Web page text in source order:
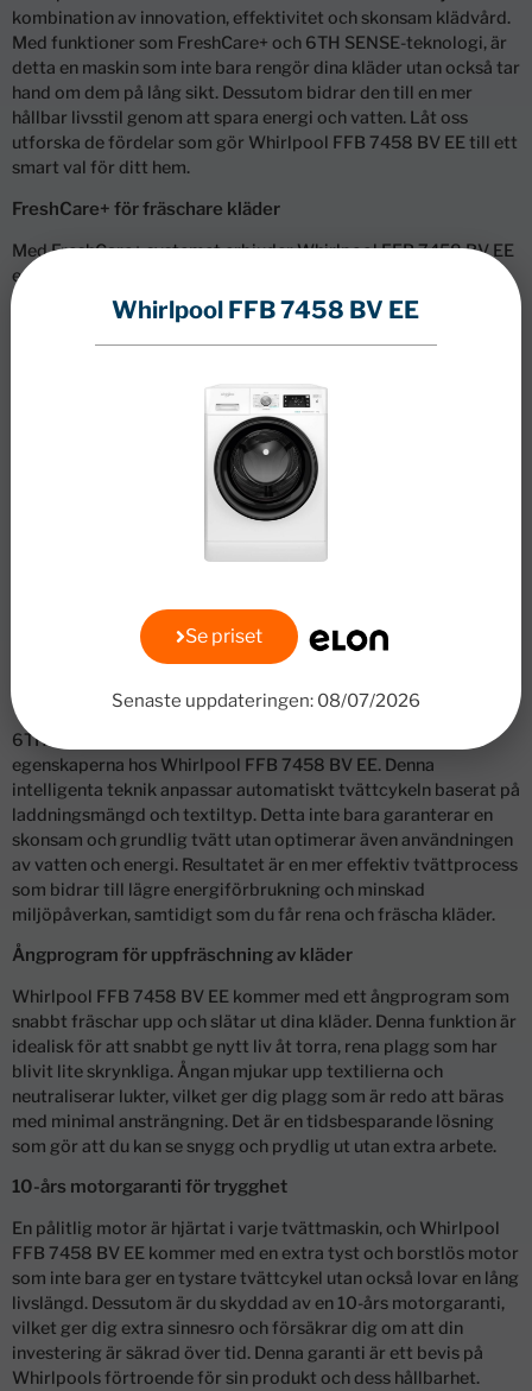
kombination av innovation, effektivitet och skonsam klädvård.
Med funktioner som FreshCare+ och 6TH SENSE-teknologi, är
detta en maskin som inte bara rengör dina kläder utan också tar
hand om dem på lång sikt. Dessutom bidrar den till en mer
hållbar livsstil genom att spara energi och vatten. Låt oss
utforska de fördelar som gör Whirlpool FFB 7458 BV EE till ett
smart val för ditt hem.
FreshCare+ för fräschare kläder
Med FreshCare+ systemet erbjuder Whirlpool FFB 7458 BV EE
en unik fördel för att hålla dina kläder fräscha och mjuka långt
efter tvättcykelns slut. Denna funktion tumlar tvätten varsamt
och sprutar in ånga i trumman, vilket förhindrar dålig lukt och
minskar skrynklor. Det innebär att du kan njuta av känslan av
tvättprogrammet är avslutat, vilket ger dig flexibilitet och
SoftMove anpassar trumrörelser
Whirlpool FFB 7458 BV EE är utrustad med SoftMove-teknik,
och rörelser efter den typ av material som tvättas. Detta
effektivt utan att kompromissa med deras färg och form.
Genom att ta hänsyn till olika textilier, kan du vara säker på att
dina kläder kommer att hålla sig i bästa skick, tvätt efter tvätt.
6TH SENSE-teknologi sparar energi
6TH SENSE-teknologi är en av de mest framträdande
egenskaperna hos Whirlpool FFB 7458 BV EE. Denna
intelligenta teknik anpassar automatiskt tvättcykeln baserat på
laddningsmängd och textiltyp. Detta inte bara garanterar en
skonsam och grundlig tvätt utan optimerar även användningen
av vatten och energi. Resultatet är en mer effektiv tvättprocess
som bidrar till lägre energiförbrukning och minskad
miljöpåverkan, samtidigt som du får rena och fräscha kläder.
Ångprogram för uppfräschning av kläder
Whirlpool FFB 7458 BV EE kommer med ett ångprogram som
snabbt fräschar upp och slätar ut dina kläder. Denna funktion är
idealisk för att snabbt ge nytt liv åt torra, rena plagg som har
blivit lite skrynkliga. Ångan mjukar upp textilierna och
neutraliserar lukter, vilket ger dig plagg som är redo att bäras
med minimal ansträngning. Det är en tidsbesparande lösning
som gör att du kan se snygg och prydlig ut utan extra arbete.
10-års motorgaranti för trygghet
En pålitlig motor är hjärtat i varje tvättmaskin, och Whirlpool
FFB 7458 BV EE kommer med en extra tyst och borstlös motor
som inte bara ger en tystare tvättcykel utan också lovar en lång
livslängd. Dessutom är du skyddad av en 10-års motorgaranti,
vilket ger dig extra sinnesro och försäkrar dig om att din
investering är säkrad över tid. Denna garanti är ett bevis på
Whirlpools förtroende för sin produkt och dess hållbarhet.
Whirlpool FFB 7458 BV EE
Se priset
Senaste uppdateringen: 08/07/2026